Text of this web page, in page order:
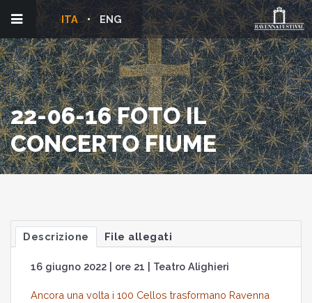
ENG
ITA
22-06-16 FOTO IL
CONCERTO FIUME
Descrizione File allegati
16 giugno 2022 | ore 21 | Teatro Alighieri
Ancora una volta i 100 Cellos trasformano Ravenna